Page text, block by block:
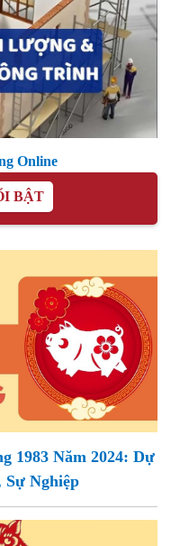
Online
BẬT
1983 Năm 2024: Dự
Nghiệp